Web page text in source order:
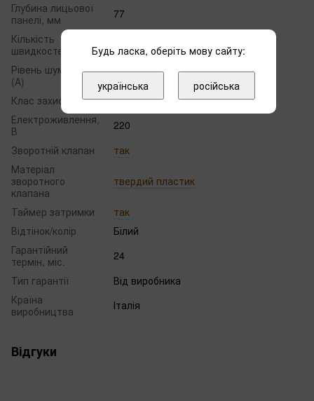
Глубина лицьової
панелі, мм
77
Кількість
швидкостей
Рівень шуму, дБ
(А)
31
Клас захисту
IPX4
Електроживлення,
В
220
Зворотній клапан
так
Матеріал
зворотного
клапана
твердий пластик
Таймер затримки
так
Відтінок/колір
Білий
Гарантійний
термін, міс.
24
Тип гарантії
Від виробника
Країна
виробництва
Італія
Відгуки
Будь ласка, оберіть мову сайту:
українська російська